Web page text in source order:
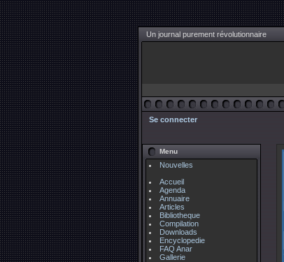
Un journal purement révolutionnaire
Se connecter
Menu
Nouvelles
Accueil
Agenda
Annuaire
Articles
Bibliotheque
Compilation
Downloads
Encyclopedie
FAQ Anar
Gallerie